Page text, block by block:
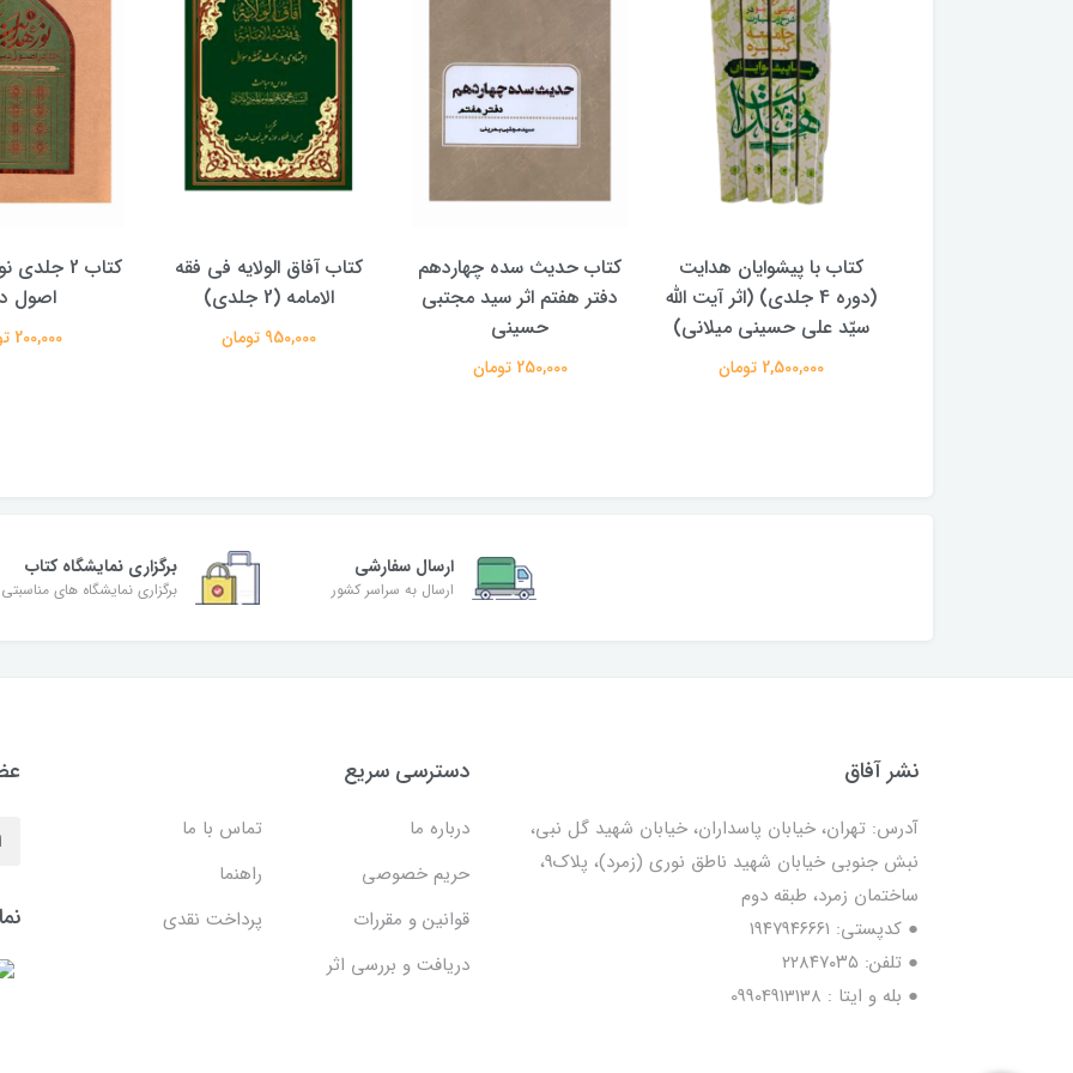
(دوره 4 جلدی) (اثر آیت الله
کتاب حدیث سده چهاردهم
دفتر هفتم اثر سید مجتبی
حسینی
250,000 تومان
کتاب آفاق الولایه فی فقه
الامامه (2 جلدی)
950,000 تومان
کتاب 2 جلدی نور هدایت در
اصول دین
200,000 تومان
کتاب
ارسال سفارشی
ارسال به سراسر کشور
برگزاری نمایشگاه کتاب
برگزاری نمایشگاه های مناسبتی
نشر آفاق
آدرس: تهران، خیابان پاسداران، خیابان شهید گل نبی،
نبش جنوبی خیابان شهید ناطق نوری (زمرد)، پلاک9،
ساختمان زمرد، طبقه دوم
● کدپستی: ۱۹۴۷۹۴۶۶۶۱
● تلفن: ٢٢٨۴٧۰۳۵
● بله و ایتا : 09904913138
دسترسی سریع
درباره ما
تماس با ما
حریم خصوصی
راهنما
قوانین و مقررات
پرداخت نقدی
دریافت و بررسی اثر